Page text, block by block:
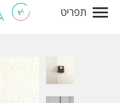
תפריט